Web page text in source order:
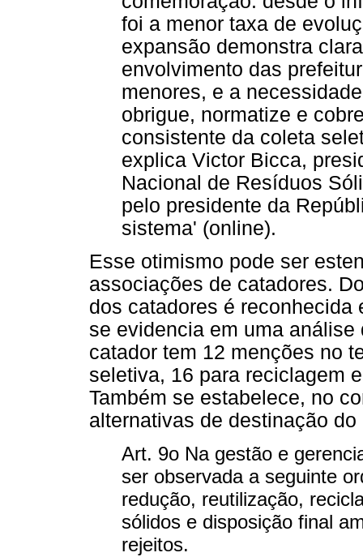
foi a menor taxa de
expansão demonstra
envolvimento das
menores, e a
obrigue, normatize e
consistente da coleta
explica Victor Bicca,
Nacional de Resíduos
pelo presidente da
sistema' (online).
Esse otimismo pode ser
associações de catadores.
dos catadores é reconhecida
se evidencia em uma
catador tem 12 menções no
seletiva, 16 para reciclagem
Também se estabelece, no
alternativas de destinação do
Art. 9o Na gestão e
ser observada a seguinte
redução, reutilização,
sólidos e disposição final
rejeitos.